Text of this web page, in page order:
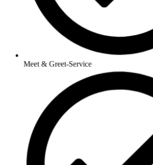
Meet & Greet-Service